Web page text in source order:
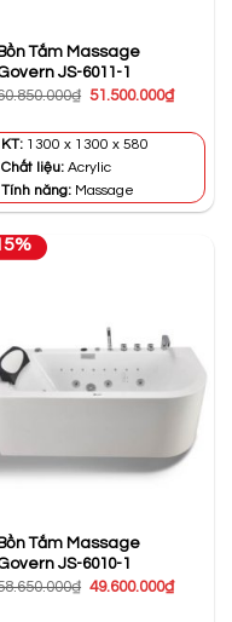
Bồn Tắm Massage
JS-6011-1
₫ Giá
60.850.000₫.
51.500.000₫Giá
KT: 1300 x 1300 x 580
Chất liệu:Acrylic
Tính năng: Massage
Bồn Tắm Massage
JS-6010-1
₫ Giá
49.600.000₫Giá